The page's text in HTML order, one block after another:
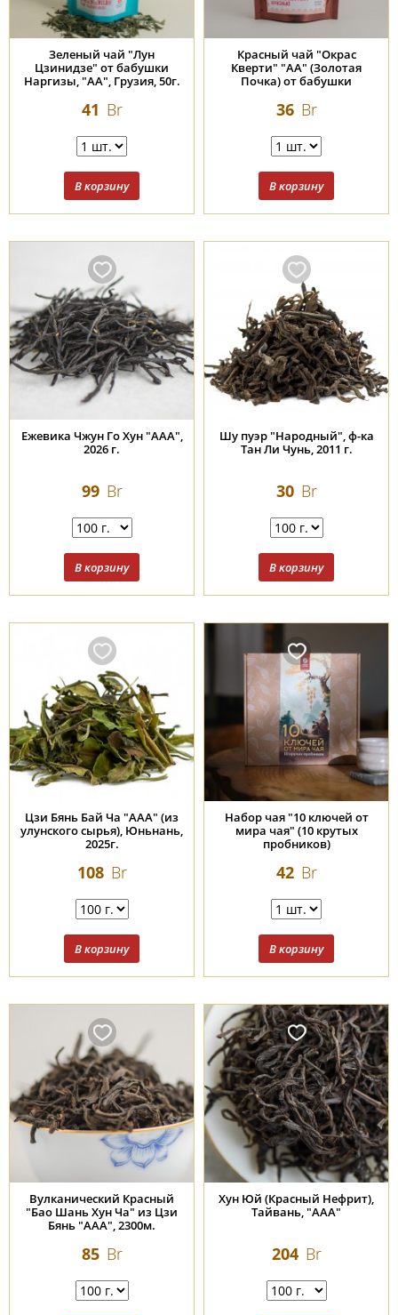
Зеленый чай "Лун
Цзинидзе" от бабушки
Наргизы, "АА", Грузия, 50г.
41 Br
Красный чай "Окрас
Кверти" "АА" (Золотая
Почка) от бабушки
36 Br
Ежевика Чжун Го Хун "ААА",
2026 г.
99 Br
Шу пуэр "Народный", ф-ка
Тан Ли Чунь, 2011 г.
30 Br
Цзи Бянь Бай Ча "ААА" (из
улунского сырья), Юньнань,
2025г.
108 Br
Набор чая "10 ключей от
мира чая" (10 крутых
пробников)
42 Br
Вулканический Красный
"Бао Шань Хун Ча" из Цзи
Бянь "ААА", 2300м.
85 Br
Хун Юй (Красный Нефрит),
Тайвань, "ААА"
204 Br